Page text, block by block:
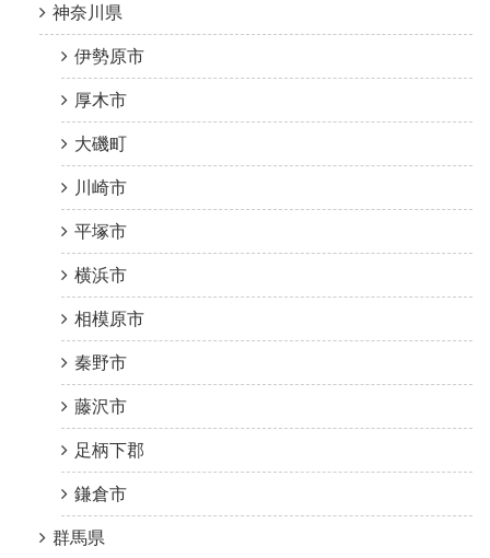
神奈川県
伊勢原市
厚木市
大磯町
川崎市
平塚市
横浜市
相模原市
秦野市
藤沢市
足柄下郡
鎌倉市
群馬県